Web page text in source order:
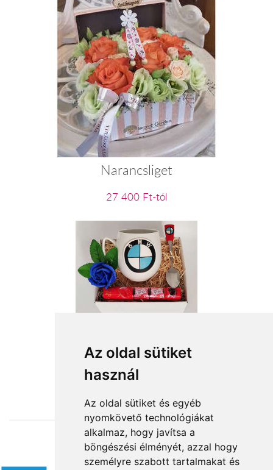
Az oldal sütiket
használ
Az oldal sütiket és egyéb
nyomkövető technológiákat
alkalmaz, hogy javítsa a
böngészési élményét, azzal hogy
személyre szabott tartalmakat és
Narancsliget
27 400 Ft-tól
BMW fanoknak
11 800 Ft-tól
Elfogadott fizetési módok